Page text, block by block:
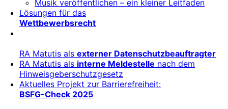
Musik veröffentlichen – ein kleiner Leitfaden
Lösungen für das
Wettbewerbsrecht
RA Matutis als externer Datenschutzbeauftragter
RA Matutis als interne Meldestelle nach dem
Hinweisgeberschutzgesetz
Aktuelles Projekt zur Barrierefreiheit:
BSFG-Check 2025